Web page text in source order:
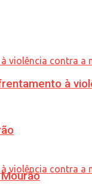
à